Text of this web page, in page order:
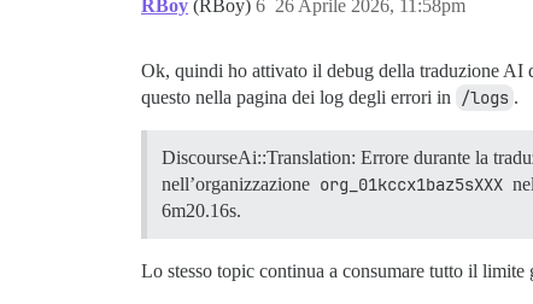
RBoy (RBoy) 26 Aprile 2026, 11:58pm
6
Ok, quindi ho attivato il debug della traduzione AI
questo nella pagina dei log degli errori in
/logs .
DiscourseAi::Translation: Errore durante la
nell’organizzazione org_01kccx1baz5sXXX
6m20.16s.
Lo stesso topic continua a consumare tutto il